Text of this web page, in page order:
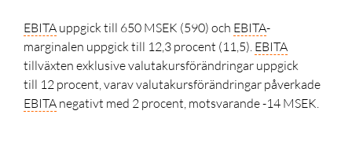
EBITA uppgick till 650 MSEK (590) och EBITA-
marginalen uppgick till 12,3 procent (11,5). EBITA
tillväxten exklusive valutakursförändringar uppgick
till 12 procent,varav valutakursförändringar påverkade
EBITA negativt med 2 procent, motsvarande -14 MSEK.